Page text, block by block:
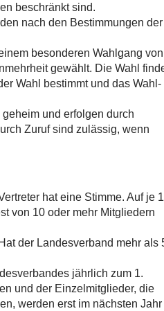
beschränkt sind.
nach den Bestimmungen der
besonderen Wahlgang von
gewählt. Die Wahl
Wahl bestimmt und das Wahl-
und erfolgen durch
Zuruf sind zulässig, wenn
hat eine Stimme. Auf je
von 10 oder mehr Mitgliedern
der Landesverband mehr als
jährlich zum 1.
und der Einzelmitglieder, die
werden erst im nächsten Jahr